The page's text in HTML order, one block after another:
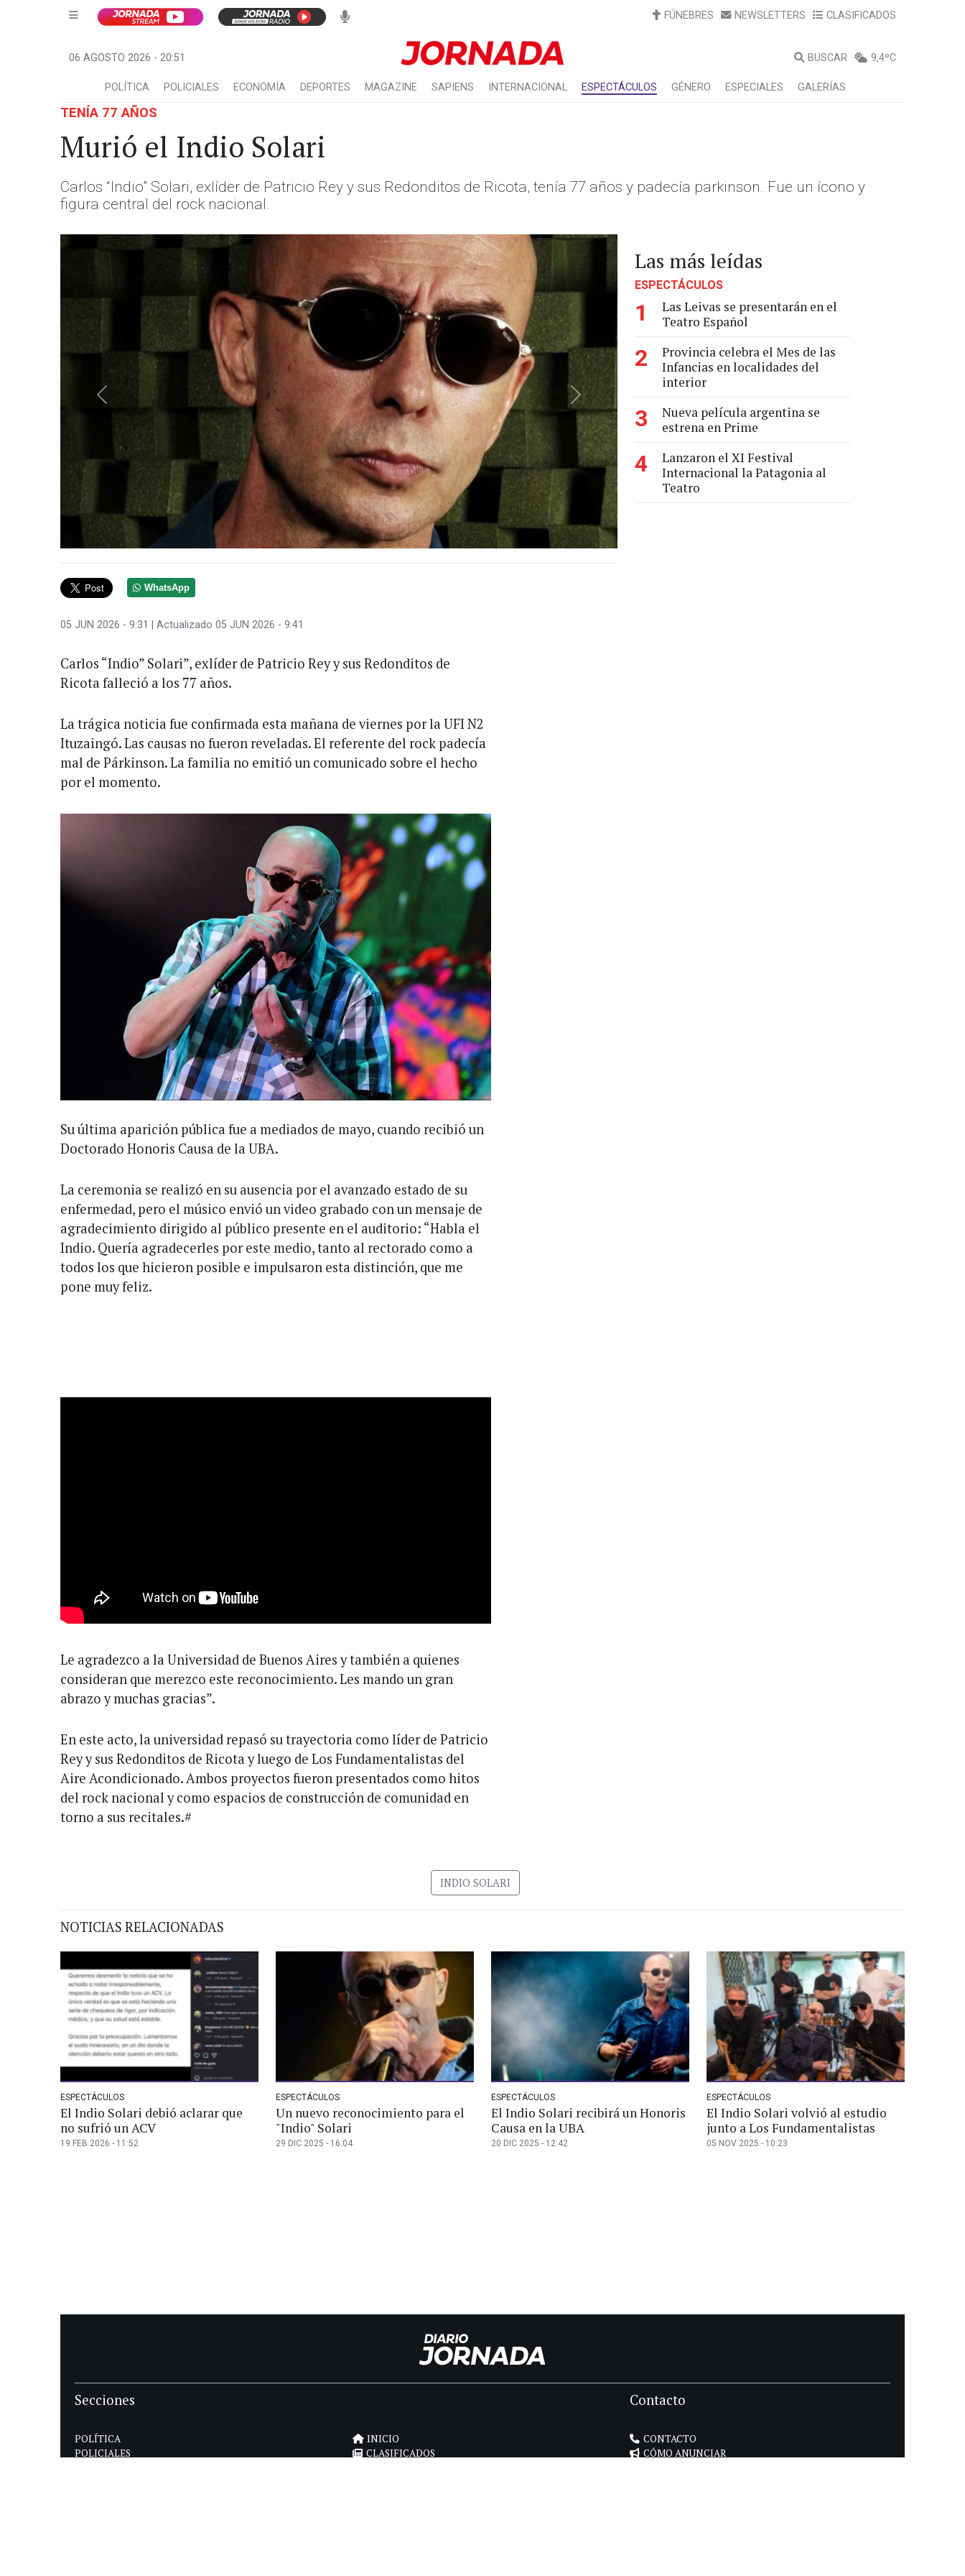
FÚNEBRES NEWSLETTERS CLASIFICADOS
06 AGOSTO 2026 - 20:51 BUSCAR 9,4ºC
POLÍTICA POLICIALES ECONOMÍA DEPORTES MAGAZINE SAPIENS INTERNACIONAL ESPECTÁCULOS GÉNERO ESPECIALES GALERÍAS
TENÍA 77 AÑOS
Murió el Indio Solari
Carlos “Indio” Solari, exlíder de Patricio Rey y sus Redonditos de Ricota, tenía 77 años y padecía parkinson. Fue un ícono y
figura central del rock nacional.
Anterior Siguiente
WhatsApp
05 JUN 2026 - 9:31 | Actualizado 05 JUN 2026 - 9:41
Carlos “Indio” Solari”, exlíder de Patricio Rey y sus Redonditos de
Ricota falleció a los 77 años.
La trágica noticia fue confirmada esta mañana de viernes por la UFI N2
Ituzaingó. Las causas no fueron reveladas. El referente del rock padecía
mal de Párkinson. La familia no emitió un comunicado sobre el hecho
por el momento.
Su última aparición pública fue a mediados de mayo, cuando recibió un
Doctorado Honoris Causa de la UBA.
La ceremonia se realizó en su ausencia por el avanzado estado de su
enfermedad, pero el músico envió un video grabado con un mensaje de
agradecimiento dirigido al público presente en el auditorio: “Habla el
Indio. Quería agradecerles por este medio, tanto al rectorado como a
todos los que hicieron posible e impulsaron esta distinción, que me
pone muy feliz.
Le agradezco a la Universidad de Buenos Aires y también a quienes
consideran que merezco este reconocimiento. Les mando un gran
abrazo y muchas gracias”.
En este acto, la universidad repasó su trayectoria como líder de Patricio
Rey y sus Redonditos de Ricota y luego de Los Fundamentalistas del
Aire Acondicionado. Ambos proyectos fueron presentados como hitos
del rock nacional y como espacios de construcción de comunidad en
torno a sus recitales.#
Las más leídas
ESPECTÁCULOS
1
Las Leivas se presentarán en el
Teatro Español
2
Provincia celebra el Mes de las
Infancias en localidades del
interior
3
Nueva película argentina se
estrena en Prime
4
Lanzaron el XI Festival
Internacional la Patagonia al
Teatro
INDIO SOLARI
NOTICIAS RELACIONADAS
ESPECTÁCULOS
El Indio Solari debió aclarar que
no sufrió un ACV
19 FEB 2026 - 11:52
ESPECTÁCULOS
Un nuevo reconocimiento para el
"Indio" Solari
29 DIC 2025 - 16:04
ESPECTÁCULOS
El Indio Solari recibirá un Honoris
Causa en la UBA
20 DIC 2025 - 12:42
ESPECTÁCULOS
El Indio Solari volvió al estudio
junto a Los Fundamentalistas
05 NOV 2025 - 10:23
Secciones
POLÍTICA
POLICIALES
INICIO
CLASIFICADOS
Contacto
CONTACTO
CÓMO ANUNCIAR